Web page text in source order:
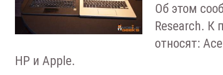
Об этом
Research. К
относят:
HP и Apple.